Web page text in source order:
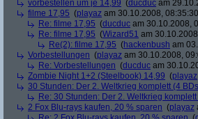
vorbestellen um je 14,99 (ducduc am
filme 17,95 (playaz am 30.10.2008,
Re: filme 17,95 (ducduc am 30.10.2008,
Re: filme 17,95 (Wizard51 am
Re(2): filme 17,95 (hackenbush am
Vorbestellungen (playaz am 30.10.2008,
Re: Vorbestellungen (ducduc am
Zombie Night 1+2 (Steelbook) 14,99 (playaz
30 Stunden: Der 2. Weltkrieg komplett (4
Re: 30 Stunden: Der 2. Weltkrieg
2 Fox Blu-rays kaufen, 20 % sparen (playaz